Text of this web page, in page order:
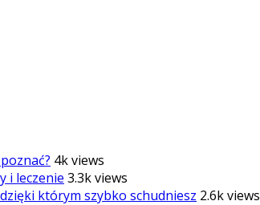
4k views
i leczenie 3.3k views
którym szybko schudniesz 2.6k views